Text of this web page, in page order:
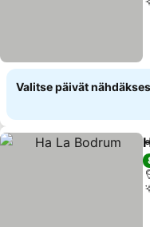
Valitse päivät